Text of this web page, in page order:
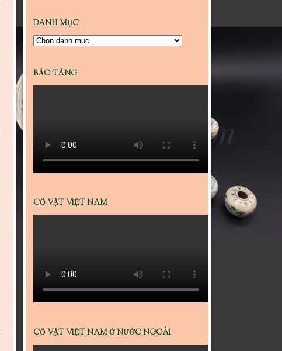
DANH MỤC
Danh
BẢO TÀNG
CỔ VẬT VIỆT NAM
CỔ VẬT VIỆT NAM Ở NƯỚC NGOÀI